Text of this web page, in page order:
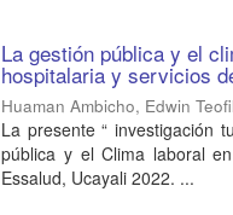
La gestión pública y el
hospitalaria y servicios
Huaman Ambicho, Edwin
La presente “ investigación
pública y el Clima laboral
Essalud, Ucayali 2022. ...